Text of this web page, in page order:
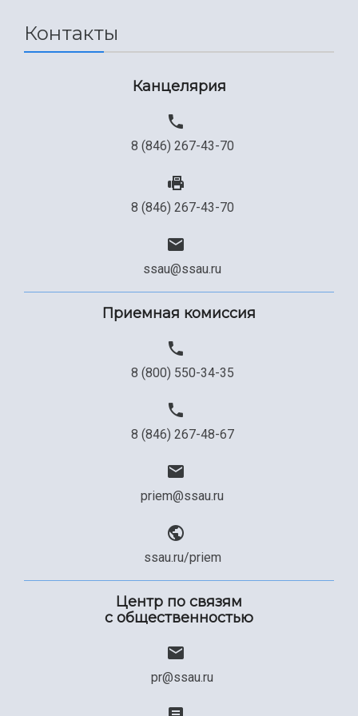
Сведения об образовательной организации
Контакты
Канцелярия
8 (846) 267-43-70
8 (846) 267-43-70
ssau@ssau.ru
Приемная комиссия
8 (800) 550-34-35
8 (846) 267-48-67
priem@ssau.ru
ssau.ru/priem
Центр по связям
с общественностью
pr@ssau.ru